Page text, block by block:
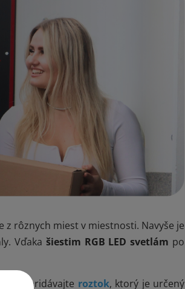
rôznych miest v miestnosti. Navyše je
Vďaka šiestim RGB LED svetlám po
pridávajte roztok, ktorý je určený